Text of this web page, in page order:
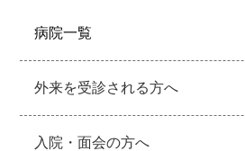
病院一覧
外来を受診される方へ
入院・面会の方へ